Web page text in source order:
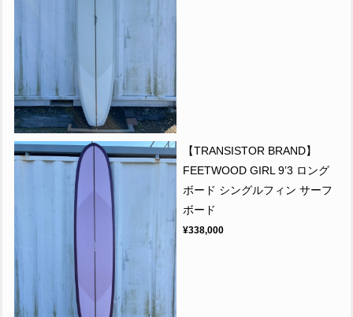
【TRANSISTOR BRAND】
FEETWOOD GIRL 9’3 ロング
ボード シングルフィン サーフ
ボード
¥338,000